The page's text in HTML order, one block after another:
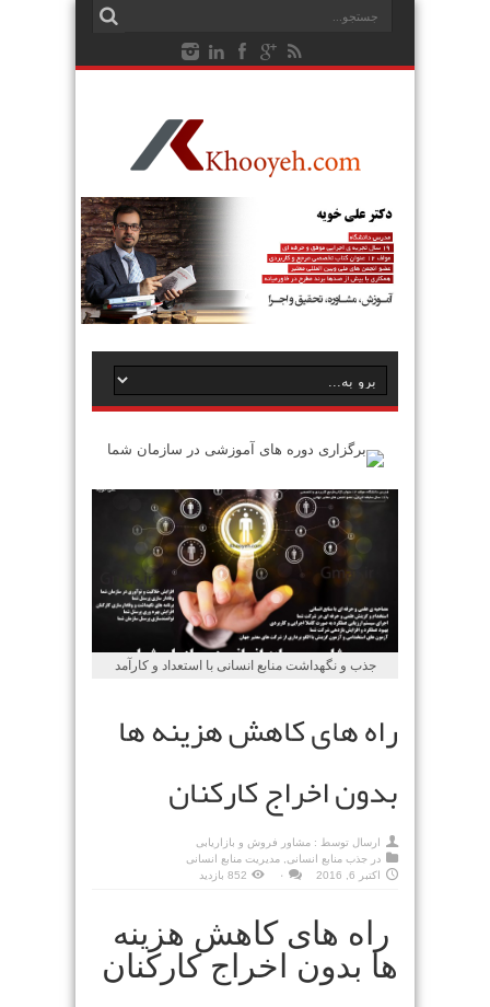
جذب و نگهداشت منابع انسانی با استعداد و کارآمد
راه های کاهش هزینه ها
بدون اخراج کارکنان
ارسال توسط : مشاور فروش و بازاریابی
در جذب منابع انسانی, مدیریت منابع انسانی
اکتبر 6, 2016
۰ 852 بازدید
راه های کاهش هزینه
ها بدون اخراج کارکنان